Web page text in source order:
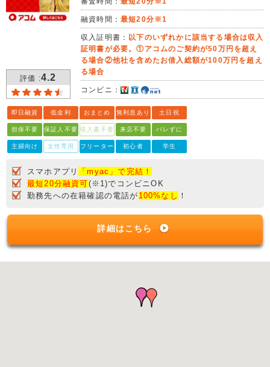
評価 :4.2
融資時間： 最短20分※1
収入証明書： 以下のいずれかに該当する場合は収入
証明書が必要。①アコムのご契約が50万円を超え
る場合②他社を含めたお借入総額が100万円を超え
る場合
コンビニ：
即日融資 低金利 おまとめ 無利息あり 土日祝
担保不要 保証人不要 収入書不要 来店不要 バレずに
主婦向け 女性専用 フリーター 初心者 学生
スマホアプリ
「myac」で完結！
最短20分融資可(※1)でコンビニOK
勤務先への在籍確認の電話が 100%なし ！
詳細はこちら